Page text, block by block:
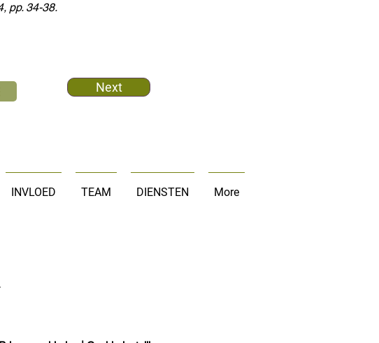
pp. 34-38.
Next
INVLOED TEAM DIENSTEN More